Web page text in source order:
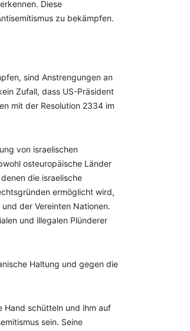
Diese
zu bekämpfen.
sind Anstrengungen an
Zufall, dass US-Präsident
mit der Resolution 2334 im
von israelischen
osteuropäische Länder
die israelische
ermöglicht wird,
der Vereinten Nationen.
und illegalen Plünderer
Haltung und gegen die
Hand schütteln und ihm auf
sein. Seine